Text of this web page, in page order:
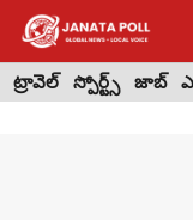
Skip
content
ట్రావెల్ స్పోర్ట్స్ జాబ్